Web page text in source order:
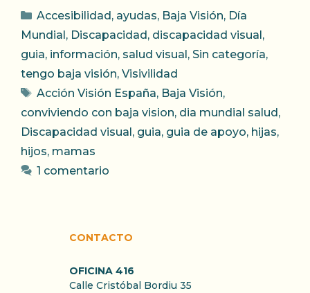
Categorías
Accesibilidad , ayudas, Baja Visión, Día
Mundial , Discapacidad , discapacidad visual ,
guia, información, salud visual , Sin categoría,
tengo baja visión, Visivilidad
Etiquetas
Acción Visión España, Baja Visión,
conviviendo con baja vision, dia mundial salud ,
Discapacidad visual , guia, guia de apoyo, hijas,
hijos, mamas
1 comentario
CONTACTO
OFICINA 416
Calle Cristóbal Bordiu 35